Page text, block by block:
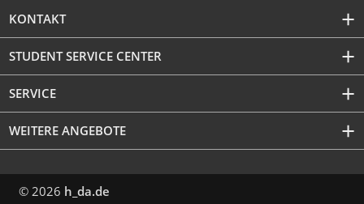
KONTAKT
STUDENT SERVICE CENTER
SERVICE
WEITERE ANGEBOTE
© 2026 h_da.de